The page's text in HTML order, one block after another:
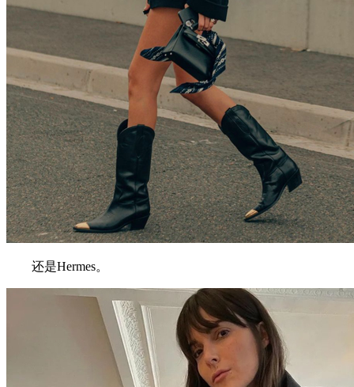
还是Hermes。